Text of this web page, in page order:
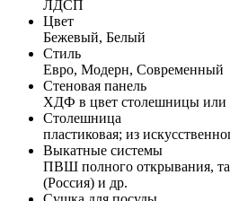
ЛДСП
Цвет
Бежевый, Белый
Стиль
Евро, Модерн, Современный
Стеновая панель
ХДФ в цвет столешницы или
Столешница
пластиковая; из
Выкатные системы
ПВШ полного открывания,
(Россия) и др.